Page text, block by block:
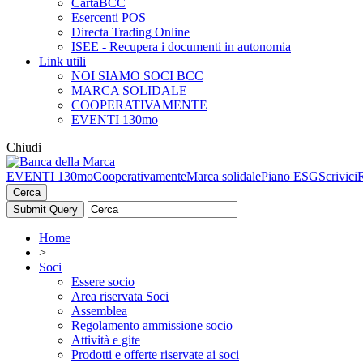
CartaBCC
Esercenti POS
Directa Trading Online
ISEE - Recupera i documenti in autonomia
Link utili
NOI SIAMO SOCI BCC
MARCA SOLIDALE
COOPERATIVAMENTE
EVENTI 130mo
Chiudi
EVENTI 130moCooperativamenteMarca solidalePiano ESGScrivici
Cerca
Home
>
Soci
Essere socio
Area riservata Soci
Assemblea
Regolamento ammissione socio
Attività e gite
Prodotti e offerte riservate ai soci